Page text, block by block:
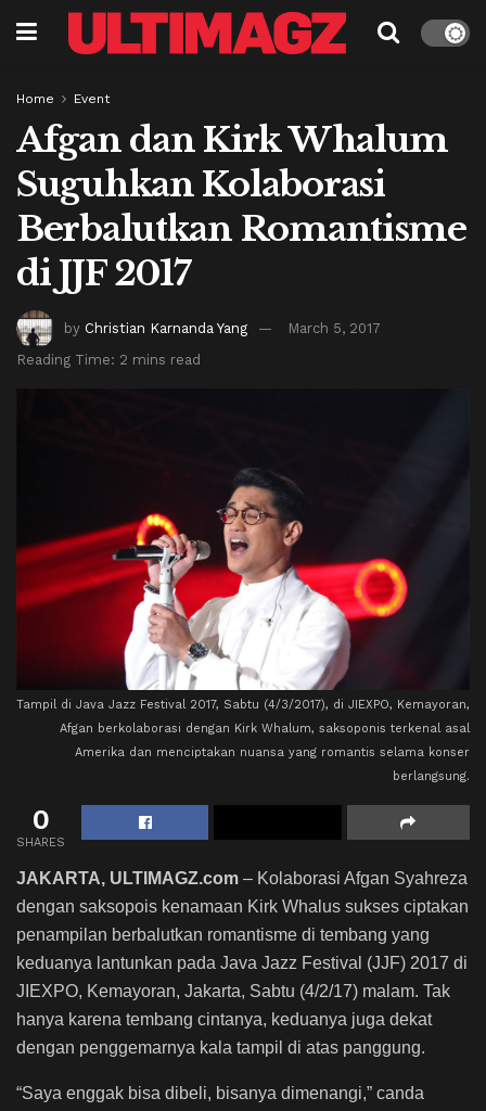
Home Event
Afgan dan Kirk Whalum
Suguhkan Kolaborasi
Berbalutkan Romantisme
di JJF 2017
by Christian Karnanda Yang
March 5, 2017
Reading Time: 2 mins read
Tampil di Java Jazz Festival 2017, Sabtu (4/3/2017), di JIEXPO, Kemayoran,
Afgan berkolaborasi dengan Kirk Whalum, saksoponis terkenal asal
Amerika dan menciptakan nuansa yang romantis selama konser
berlangsung.
0
SHARES
JAKARTA, ULTIMAGZ.com – Kolaborasi Afgan Syahreza
dengan saksopois kenamaan Kirk Whalus sukses ciptakan
penampilan berbalutkan romantisme di tembang yang
keduanya lantunkan pada Java Jazz Festival (JJF) 2017 di
JIEXPO, Kemayoran, Jakarta, Sabtu (4/2/17) malam. Tak
hanya karena tembang cintanya, keduanya juga dekat
dengan penggemarnya kala tampil di atas panggung.
“Saya enggak bisa dibeli, bisanya dimenangi,” canda